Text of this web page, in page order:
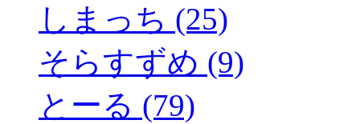
しまっち (25)
そらすずめ (9)
とーる (79)